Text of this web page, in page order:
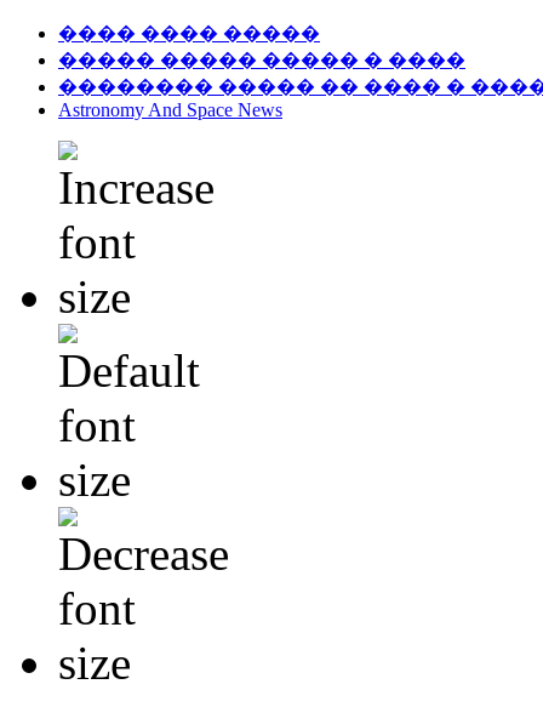
���� ���� �����
����� ����� ����� � ����
�������� ����� �� ���� �
Astronomy And Space News